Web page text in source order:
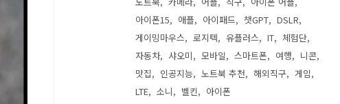
아이폰15
애플 아이패드 챗GPT
DSLR
게이밍마우스
로지텍 유플러스 IT
체험단
자동차
샤오미 모바일 스마트폰 여행
니콘
맛집
인공지능 노트북 추천 해외직구
게임
LTE
소니 벨킨 아이폰